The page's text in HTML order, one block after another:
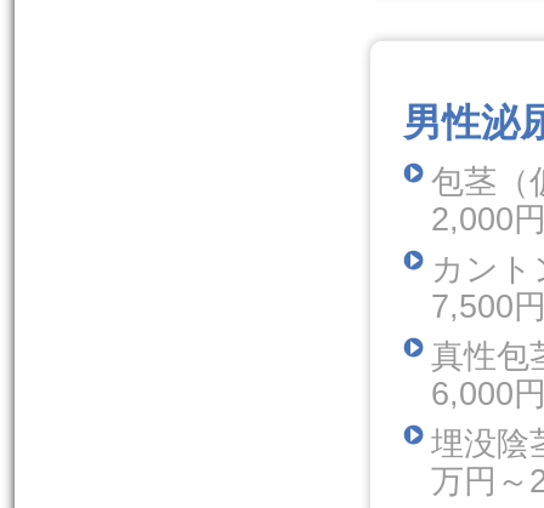
男性泌
包
2,000
カ
7,500
6,000
埋没
万円～